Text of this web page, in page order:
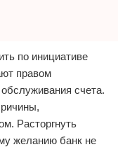
по инициативе
правом
счета.
Расторгнуть
желанию банк не